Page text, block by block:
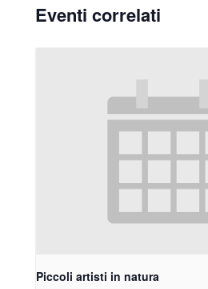
Eventi correlati
Piccoli artisti in natura